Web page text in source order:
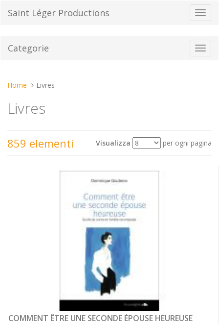
Saint Léger Productions
Categorie
Tu
qui:
Home Livres
Livres
859 elementi Visualizza per ogni pagina
Ordina per
COMMENT ÊTRE UNE SECONDE ÉPOUSE HEUREUSE